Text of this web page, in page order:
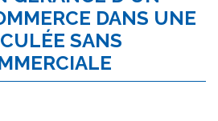
DANS UNE
SANS